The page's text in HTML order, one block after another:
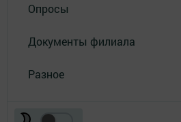
Опросы
Документы филиала
Разное